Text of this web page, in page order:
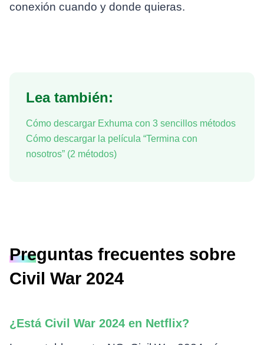
conexión cuando y donde quieras.
Lea también:
Cómo descargar Exhuma con 3 sencillos métodos
Cómo descargar la película “Termina con
nosotros” (2 métodos)
Preguntas frecuentes sobre
Civil War 2024
¿Está Civil War 2024 en Netflix?